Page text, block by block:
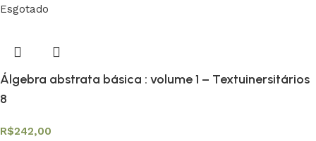
Esgotado
Álgebra abstrata básica : volume 1 – Textuinersitários
8
R$242,00